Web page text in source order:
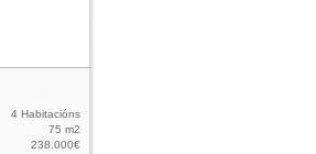
4 Habitacións
75 m2
238.000€